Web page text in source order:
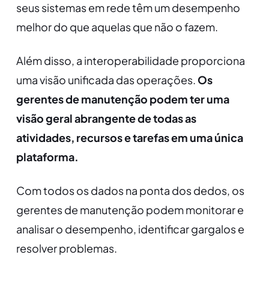
seus sistemas em rede têm um desempenho
melhor do que aquelas que não o fazem.
Além disso, a interoperabilidade proporciona
uma visão unificada das operações. Os
gerentes de manutenção podem ter uma
visão geral abrangente de todas as
atividades, recursos e tarefas em uma única
plataforma.
Com todos os dados na ponta dos dedos, os
gerentes de manutenção podem monitorar e
analisar o desempenho, identificar gargalos e
resolver problemas.